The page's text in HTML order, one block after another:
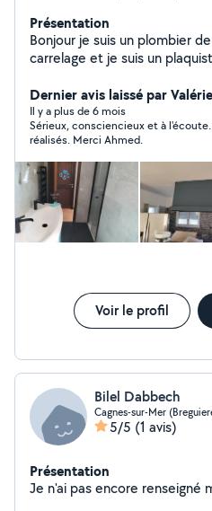
Présentation
Bonjour je suis un plombier
carrelage et je suis un
Dernier avis laissé par
Il y a plus de 6 mois
Sérieux, consciencieux et à
réalisés. Merci Ahmed.
Voir le profil
Bilel Dabbech
Cagnes-sur-Mer
5/5 (1 avis)
Présentation